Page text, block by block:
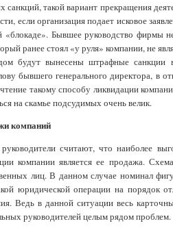
такой вариант прекращения
если организация подает исковое
Бывшее руководство фирмы
ранее стоял «у руля» компании, не
будут вынесены штрафные
бывшего генерального директора, в
такому способу ликвидации
на скамье подсудимых очень велик.
компаний
считают, что наиболее
компании является ее продажа.
лиц. В данном случае номинал
юридической операции на порядок
Ведь в данной ситуации весь
руководителей целым рядом проблем.